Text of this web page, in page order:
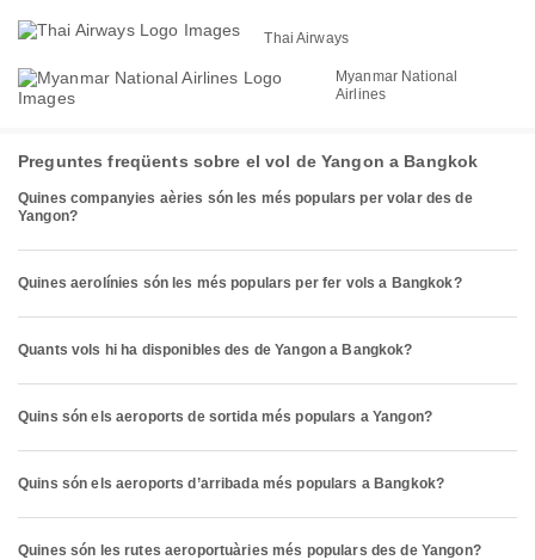
Thai Airways
Myanmar National
Airlines
Preguntes freqüents sobre el vol de Yangon a Bangkok
Quines companyies aèries són les més populars per volar des de
Yangon?
Quines aerolínies són les més populars per fer vols a Bangkok?
Quants vols hi ha disponibles des de Yangon a Bangkok?
Quins són els aeroports de sortida més populars a Yangon?
Quins són els aeroports d’arribada més populars a Bangkok?
Quines són les rutes aeroportuàries més populars des de Yangon?